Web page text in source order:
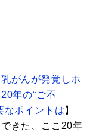
がんが発覚しホ
年の“ご不
ポイントは 】
きた、ここ20年